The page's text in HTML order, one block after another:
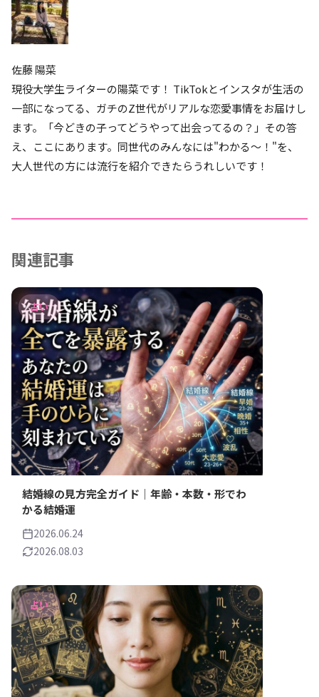
佐藤 陽菜
現役大学生ライターの陽菜です！ TikTokとインスタが生活の
一部になってる、ガチのZ世代がリアルな恋愛事情をお届けし
ます。「今どきの子ってどうやって出会ってるの？」その答
え、ここにあります。同世代のみんなには"わかる〜！"を、
大人世代の方には流行を紹介できたらうれしいです！
関連記事
占い
結婚線の見方完全ガイド｜年齢・本数・形でわ
かる結婚運
2026.06.24
2026.08.03
占い